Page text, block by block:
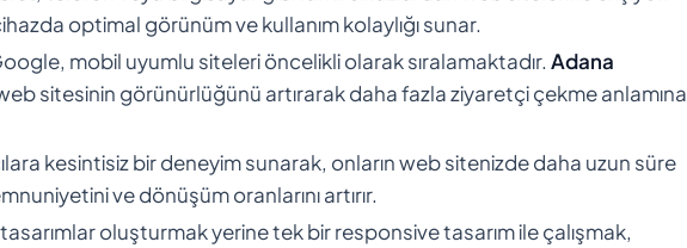
optimal görünüm ve kullanım kolaylığı sunar.
mobil uyumlu siteleri öncelikli olarak sıralamaktadır. Adana
sitesinin görünürlüğünü artırarak daha fazla ziyaretçi çekme anlamına
kesintisiz bir deneyim sunarak, onların web sitenizde daha uzun süre
ve dönüşüm oranlarını artırır.
tasarımlar oluşturmak yerine tek bir responsive tasarım ile çalışmak,